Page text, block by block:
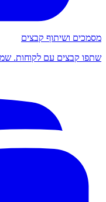
מסמכים ושיתוף קבצים
שתפו קבצים עם לקוחות.